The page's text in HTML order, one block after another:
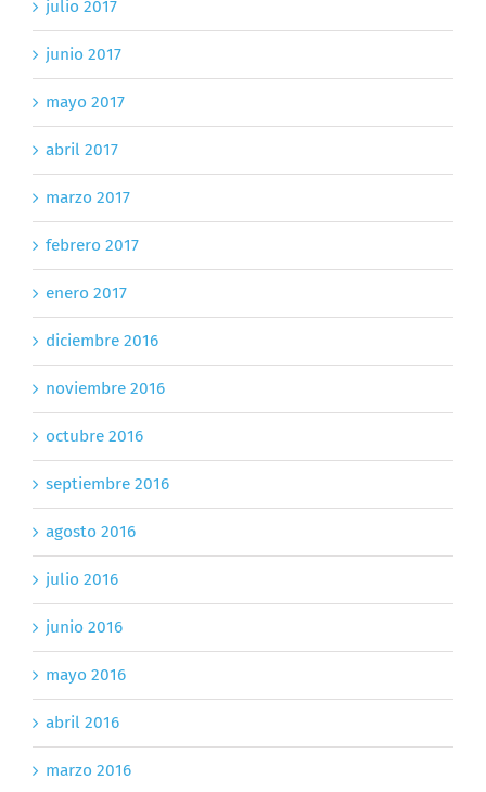
julio 2017
junio 2017
mayo 2017
abril 2017
marzo 2017
febrero 2017
enero 2017
diciembre 2016
noviembre 2016
octubre 2016
septiembre 2016
agosto 2016
julio 2016
junio 2016
mayo 2016
abril 2016
marzo 2016